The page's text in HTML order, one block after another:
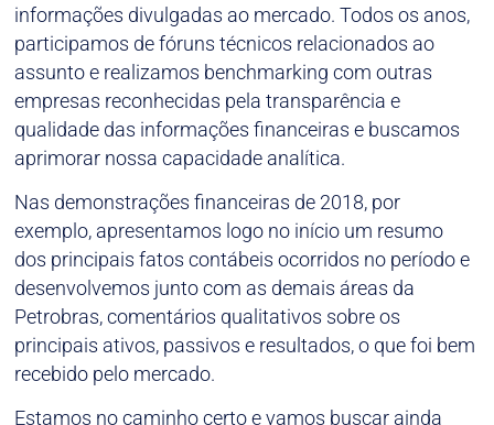
informações divulgadas ao mercado. Todos os anos,
participamos de fóruns técnicos relacionados ao
assunto e realizamos benchmarking com outras
empresas reconhecidas pela transparência e
qualidade das informações financeiras e buscamos
aprimorar nossa capacidade analítica.
Nas demonstrações financeiras de 2018, por
exemplo, apresentamos logo no início um resumo
dos principais fatos contábeis ocorridos no período e
desenvolvemos junto com as demais áreas da
Petrobras, comentários qualitativos sobre os
principais ativos, passivos e resultados, o que foi bem
recebido pelo mercado.
Estamos no caminho certo e vamos buscar ainda